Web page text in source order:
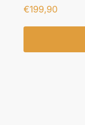
€199,90